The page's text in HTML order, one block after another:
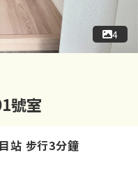
4
號室
站 步行3分鐘